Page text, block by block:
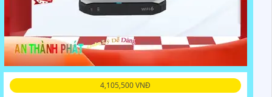
4,105,500 VNĐ